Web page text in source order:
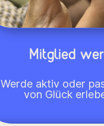
Mitglied
Werde aktiv oder
von Glück